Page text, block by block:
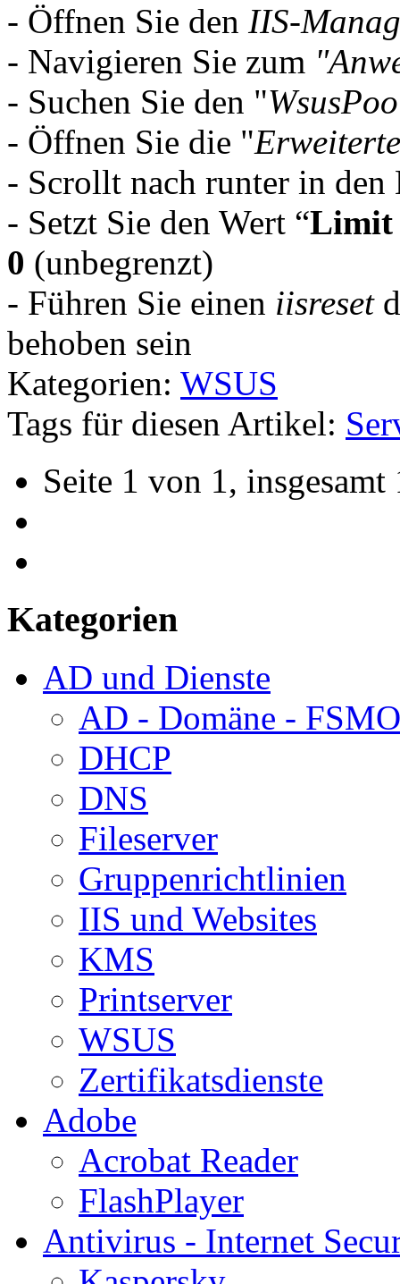
- Öffnen Sie den IIS-
- Navigieren Sie zum
- Suchen Sie den "
- Öffnen Sie die "
- Scrollt nach runter in den
- Setzt Sie den Wert “Limit
0 (unbegrenzt)
- Führen Sie einen iisreset
behoben sein
Kategorien: WSUS
Tags für diesen Artikel:
Seite 1 von 1, insgesamt
Kategorien
AD und Dienste
AD - Domäne - FSMO
DHCP
DNS
Fileserver
Gruppenrichtlinien
IIS und Websites
KMS
Printserver
WSUS
Zertifikatsdienste
Adobe
Acrobat Reader
FlashPlayer
Antivirus - Internet